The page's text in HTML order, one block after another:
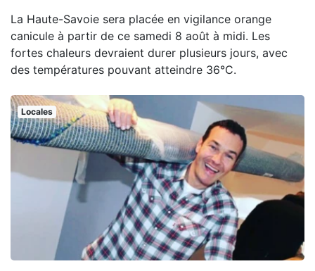
La Haute-Savoie sera placée en vigilance orange
canicule à partir de ce samedi 8 août à midi. Les
fortes chaleurs devraient durer plusieurs jours, avec
des températures pouvant atteindre 36°C.
Locales